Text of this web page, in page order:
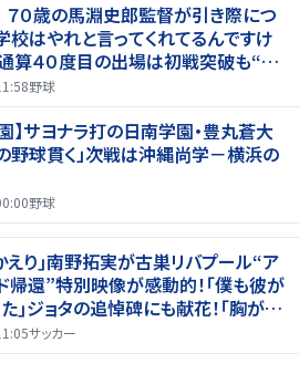
０歳の馬淵史郎監督が引き際につ
校はやれと言ってくれてるんですけ
算４０度目の出場は初戦突破も“馬
野球
】サヨナラ打の日南学園・豊丸蒼大
野球貫く」次戦は沖縄尚学－横浜の
野球
えり｣南野拓実が古巣リバプール“ア
帰還”特別映像が感動的！｢僕も彼が
｣ジョタの追悼碑にも献花！｢胸が熱
｣ サッカー